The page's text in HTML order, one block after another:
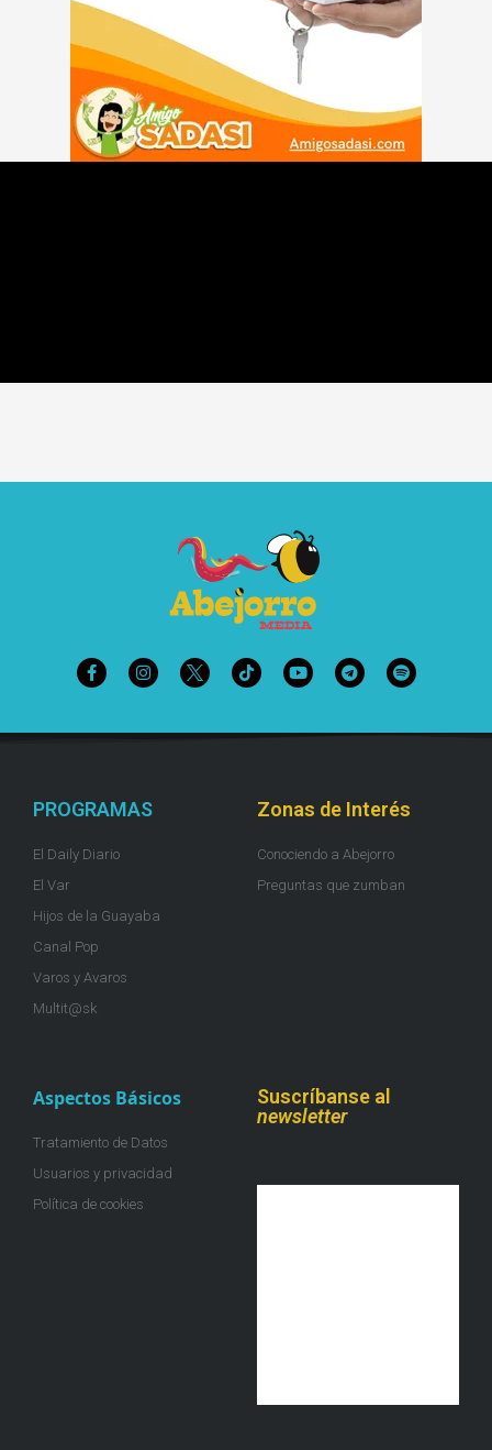
PROGRAMAS
El Daily Diario
El Var
Hijos de la Guayaba
Canal Pop
Varos y Avaros
Multit@sk
Zonas de Interés
Conociendo a Abejorro
Preguntas que zumban
Aspectos Básicos
Tratamiento de Datos
Usuarios y privacidad
Política de cookies
Suscríbanse al
newsletter